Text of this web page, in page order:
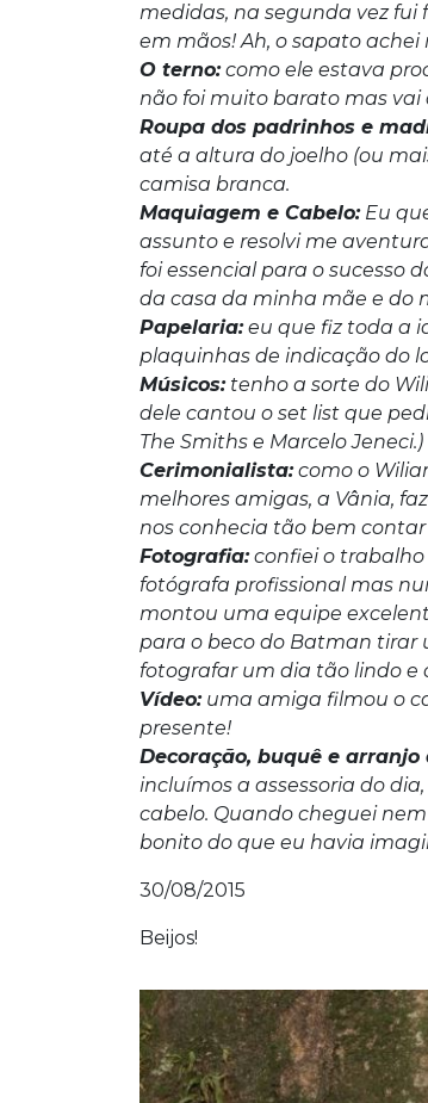
medidas, na segunda vez fui
em mãos! Ah, o sapato
O terno:como ele estava
não foi muito barato mas vai
Roupa dos padrinhos e
até a altura do joelho (ou
camisa branca.
Maquiagem e Cabelo:Eu
assunto e resolvi me
foi essencial para o sucesso
da casa da minha mãe e do
Papelaria:eu que fiz toda a
plaquinhas de indicação do
Músicos:tenho a sorte do
dele cantou o set list que
The Smiths e Marcelo Jeneci.)
Cerimonialista:como o
melhores amigas, a Vânia,
nos conhecia tão bem
Fotografia:confiei o trabalho
fotógrafa profissional mas
montou uma equipe
para o beco do Batman tirar
fotografar um dia tão lindo e
Vídeo:uma amiga filmou o
presente!
Decoração, buquê e arranjo
incluímos a assessoria do
cabelo. Quando cheguei
bonito do que eu havia
30/08/2015
Beijos!